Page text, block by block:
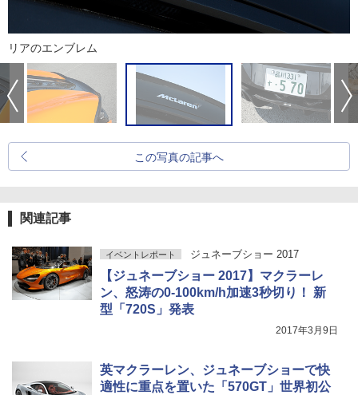
リアのエンブレム
この写真の記事へ
関連記事
イベントレポート ジュネーブショー 2017
【ジュネーブショー 2017】マクラーレ
ン、怒涛の0-100km/h加速3秒切り！ 新
型「720S」発表
2017年3月9日
英マクラーレン、ジュネーブショーで快
適性に重点を置いた「570GT」世界初公